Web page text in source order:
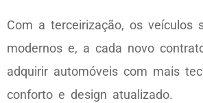
Com a terceirização, os veículos
modernos e, a cada novo
adquirir automóveis com mais
conforto e design atualizado.